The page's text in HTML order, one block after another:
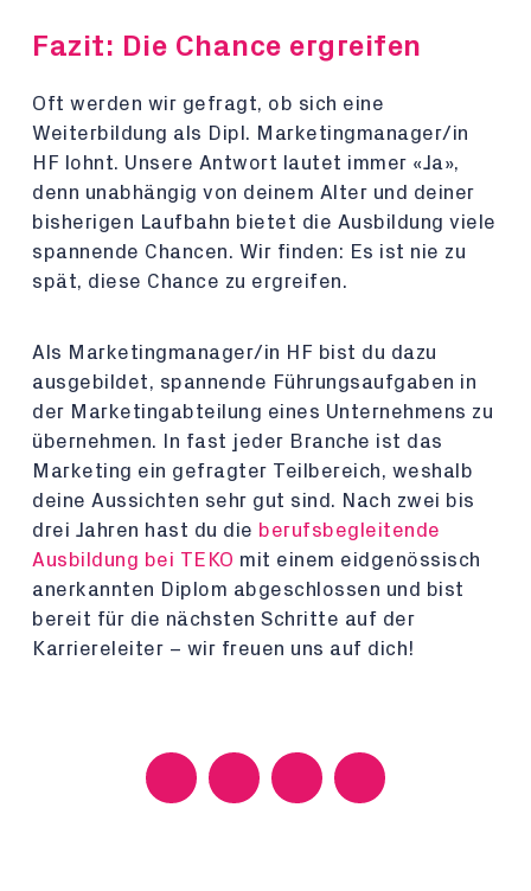
Fazit: Die Chance ergreifen
Oft werden wir gefragt, ob sich eine
Weiterbildung als Dipl. Marketingmanager/in
HF lohnt. Unsere Antwort lautet immer «Ja»,
denn unabhängig von deinem Alter und deiner
bisherigen Laufbahn bietet die Ausbildung viele
spannende Chancen. Wir finden: Es ist nie zu
spät, diese Chance zu ergreifen.
Als Marketingmanager/in HF bist du dazu
ausgebildet, spannende Führungsaufgaben in
der Marketingabteilung eines Unternehmens zu
übernehmen. In fast jeder Branche ist das
Marketing ein gefragter Teilbereich, weshalb
deine Aussichten sehr gut sind. Nach zwei bis
drei Jahren hast du die berufsbegleitende
Ausbildung bei TEKO mit einem eidgenössisch
anerkannten Diplom abgeschlossen und bist
bereit für die nächsten Schritte auf der
Karriereleiter – wir freuen uns auf dich!